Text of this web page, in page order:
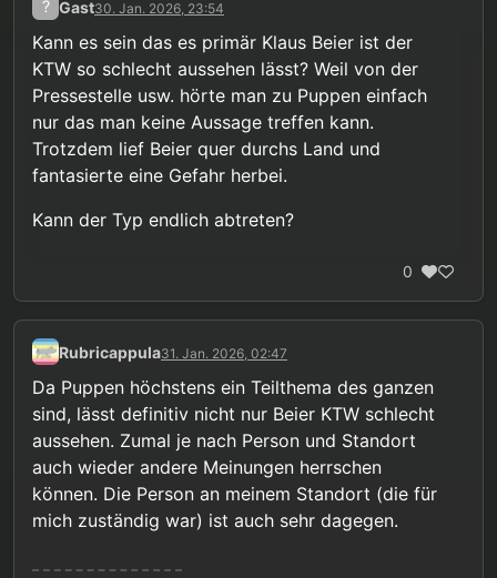
? Gast30. Jan. 2026, 23:54
Kann es sein das es primär Klaus Beier ist der
KTW so schlecht aussehen lässt? Weil von der
Pressestelle usw. hörte man zu Puppen einfach
nur das man keine Aussage treffen kann.
Trotzdem lief Beier quer durchs Land und
fantasierte eine Gefahr herbei.
Kann der Typ endlich abtreten?
0
Rubricappula31. Jan. 2026, 02:47
Da Puppen höchstens ein Teilthema des ganzen
sind, lässt definitiv nicht nur Beier KTW schlecht
aussehen. Zumal je nach Person und Standort
auch wieder andere Meinungen herrschen
können. Die Person an meinem Standort (die für
mich zuständig war) ist auch sehr dagegen.